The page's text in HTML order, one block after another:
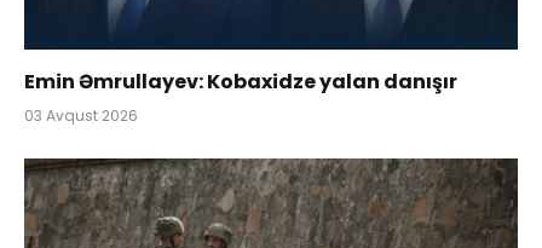
Emin Əmrullayev: Kobaxidze yalan danışır
03 Avqust 2026